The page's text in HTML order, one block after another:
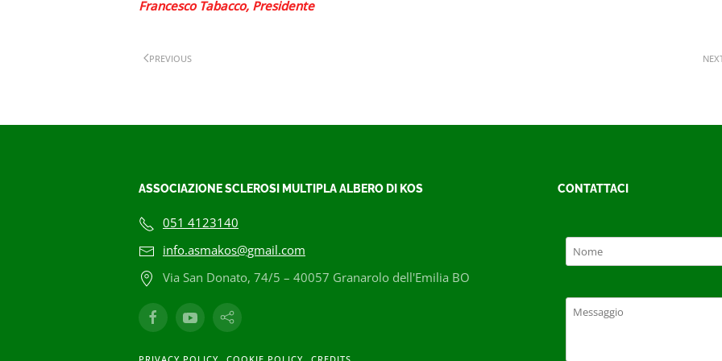
Francesco Tabacco, Presidente
PREVIOUS
ASSOCIAZIONE SCLEROSI MULTIPLA ALBERO DI KOS
051 4123140
info.asmakos@gmail.com
Via San Donato, 74/5 – 40057 Granarolo dell'Emilia BO
CONTATTACI